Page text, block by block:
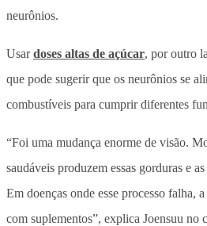
neurônios.
Usardoses altas de açúcar, por outro
que pode sugerir que os neurônios se
combustíveis para cumprir diferentes
“Foi uma mudança enorme de visão.
saudáveis produzem essas gorduras e
Em doenças onde esse processo falha,
com suplementos”, explica Joensuu no